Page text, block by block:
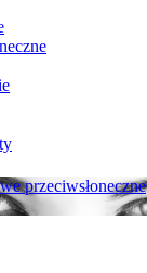
przeciwsłoneczne